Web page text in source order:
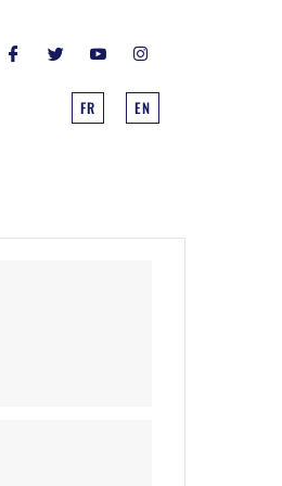
FR EN